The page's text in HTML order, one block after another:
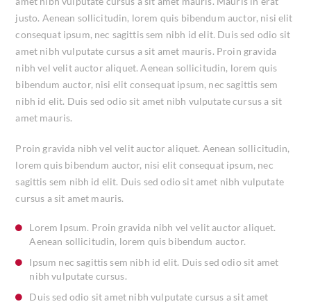
justo. Aenean sollicitudin, lorem quis bibendum auctor, nisi elit
consequat ipsum, nec sagittis sem nibh id elit. Duis sed odio sit
amet nibh vulputate cursus a sit amet mauris. Proin gravida
nibh vel velit auctor aliquet. Aenean sollicitudin, lorem quis
bibendum auctor, nisi elit consequat ipsum, nec sagittis sem
nibh id elit. Duis sed odio sit amet nibh vulputate cursus a sit
amet mauris.
Proin gravida nibh vel velit auctor aliquet. Aenean sollicitudin,
lorem quis bibendum auctor, nisi elit consequat ipsum, nec
sagittis sem nibh id elit. Duis sed odio sit amet nibh vulputate
cursus a sit amet mauris.
Lorem Ipsum. Proin gravida nibh vel velit auctor aliquet.
Aenean sollicitudin, lorem quis bibendum auctor.
Ipsum nec sagittis sem nibh id elit. Duis sed odio sit amet
nibh vulputate cursus.
Duis sed odio sit amet nibh vulputate cursus a sit amet